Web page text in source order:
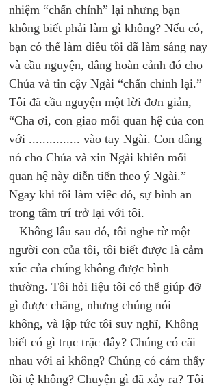
nhiệm “chấn chỉnh” lại nhưng bạn
không biết phải làm gì không? Nếu có,
bạn có thể làm điều tôi đã làm sáng nay
và cầu nguyện, dâng hoàn cảnh đó cho
Chúa và tin cậy Ngài “chấn chỉnh lại.”
Tôi đã cầu nguyện một lời đơn giản,
“Cha ơi, con giao mối quan hệ của con
với ............... vào tay Ngài. Con dâng
nó cho Chúa và xin Ngài khiến mối
quan hệ này diễn tiến theo ý Ngài.”
Ngay khi tôi làm việc đó, sự bình an
trong tâm trí trở lại với tôi.
Không lâu sau đó, tôi nghe từ một
người con của tôi, tôi biết được là cảm
xúc của chúng không được bình
thường. Tôi hỏi liệu tôi có thể giúp đỡ
gì được chăng, nhưng chúng nói
không, và lập tức tôi suy nghĩ, Không
biết có gì trục trặc đây? Chúng có cãi
nhau với ai không? Chúng có cảm thấy
tồi tệ không? Chuyện gì đã xảy ra? Tôi